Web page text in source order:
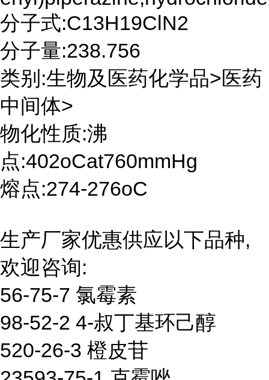
分子式:C13H19ClN2
分子量:238.756
类别:生物及医药化学品>医药
中间体>
物化性质:沸
点:402oCat760mmHg
熔点:274-276oC
生产厂家优惠供应以下品种,
欢迎咨询:
56-75-7 氯霉素
98-52-2 4-叔丁基环己醇
520-26-3 橙皮苷